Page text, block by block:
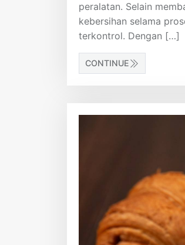
peralatan. Selain
kebersihan selama
terkontrol. Dengan […]
CONTINUE